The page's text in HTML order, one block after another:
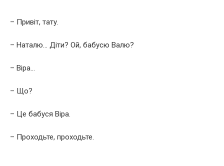
– Привіт, тату.
– Наталю… Діти? Ой, бабусю Валю?
– Віра…
– Що?
– Це бабуся Віра.
– Проходьте, проходьте.